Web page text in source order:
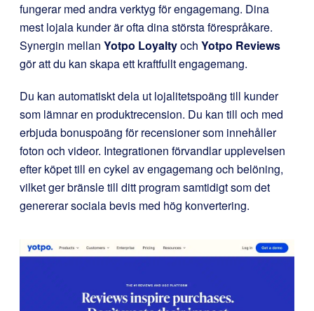
fungerar med andra verktyg för engagemang. Dina
mest lojala kunder är ofta dina största förespråkare.
Synergin mellan Yotpo Loyaltyoch Yotpo Reviews
gör att du kan skapa ett kraftfullt engagemang.
Du kan automatiskt dela ut lojalitetspoäng till kunder
som lämnar en produktrecension. Du kan till och med
erbjuda bonuspoäng för recensioner som innehåller
foton och videor. Integrationen förvandlar upplevelsen
efter köpet till en cykel av engagemang och belöning,
vilket ger bränsle till ditt program samtidigt som det
genererar sociala bevis med hög konvertering.